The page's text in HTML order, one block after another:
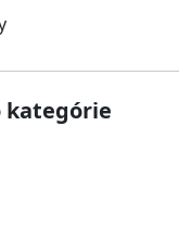
kategórie